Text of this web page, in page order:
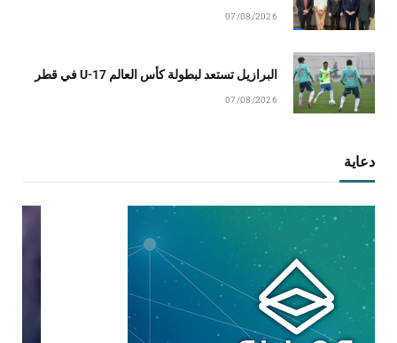
07/08/2026
البرازيل تستعد لبطولة كأس العالم U-17 في قطر
07/08/2026
دعاية